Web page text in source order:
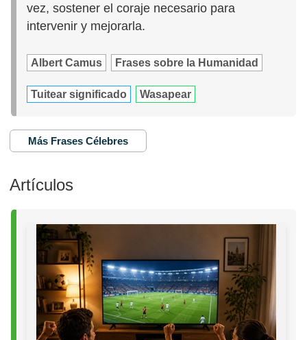
vez, sostener el coraje necesario para
intervenir y mejorarla.
Albert Camus Frases sobre la Humanidad
Tuitear significado Wasapear
Más Frases Célebres
Artículos